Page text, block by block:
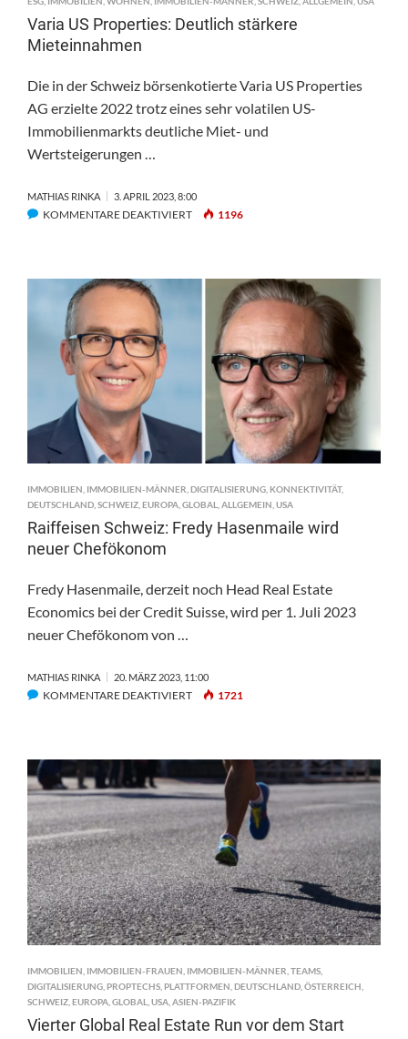
Varia US Properties: Deutlich stärkere
Mieteinnahmen
Die in der Schweiz börsenkotierte Varia US Properties
AG erzielte 2022 trotz eines sehr volatilen US-
Immobilienmarkts deutliche Miet- und
Wertsteigerungen …
MATHIAS RINKA 3. APRIL 2023, 8:00
KOMMENTARE DEAKTIVIERTFÜR
DEUTLICH
STÄRKERE
MIETEINNAHMEN
1196
IMMOBILIEN, IMMOBILIEN-MÄNNER,DIGITALISIERUNG, KONNEKTIVITÄT,
DEUTSCHLAND,SCHWEIZ,EUROPA,GLOBAL,ALLGEMEIN,USA
Raiffeisen Schweiz: Fredy Hasenmaile wird
neuer Chefökonom
Fredy Hasenmaile, derzeit noch Head Real Estate
Economics bei der Credit Suisse, wird per 1. Juli 2023
neuer Chefökonom von …
MATHIAS RINKA 20. MÄRZ 2023, 11:00
KOMMENTARE DEAKTIVIERTFÜR
HASENMAILE
WIRD
NEUER
CHEFÖKONOM
1721
IMMOBILIEN IMMOBILIEN-FRAUEN IMMOBILIEN-MÄNNER TEAMS
DIGITALISIERUNG PROPTECHS PLATTFORMEN DEUTSCHLAND ÖSTERREICH
SCHWEIZ EUROPA GLOBAL USA ASIEN-PAZIFIK
Vierter Global Real Estate Run vor dem Start